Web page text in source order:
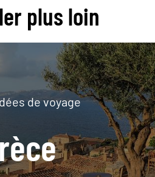
plus loin
de voyage